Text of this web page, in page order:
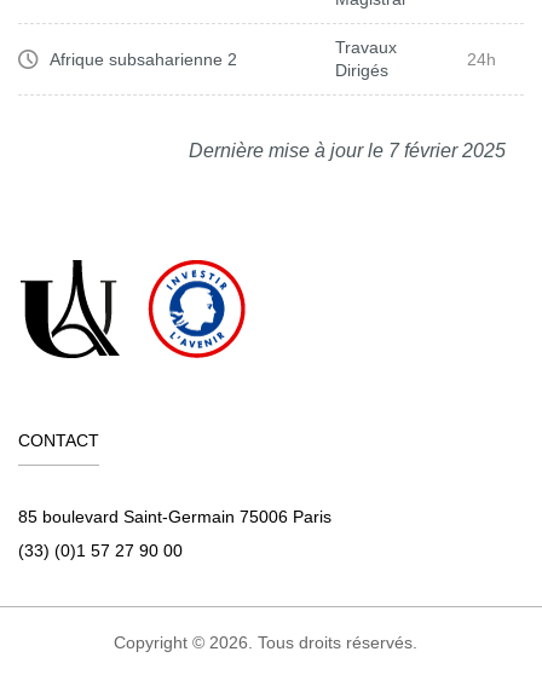
Afrique subsaharienne 2
Travaux
Dirigés
24h
Dernière mise à jour le 7 février 2025
CONTACT
85 boulevard Saint-Germain 75006 Paris
(33) (0)1 57 27 90 00
Copyright © 2026. Tous droits réservés.